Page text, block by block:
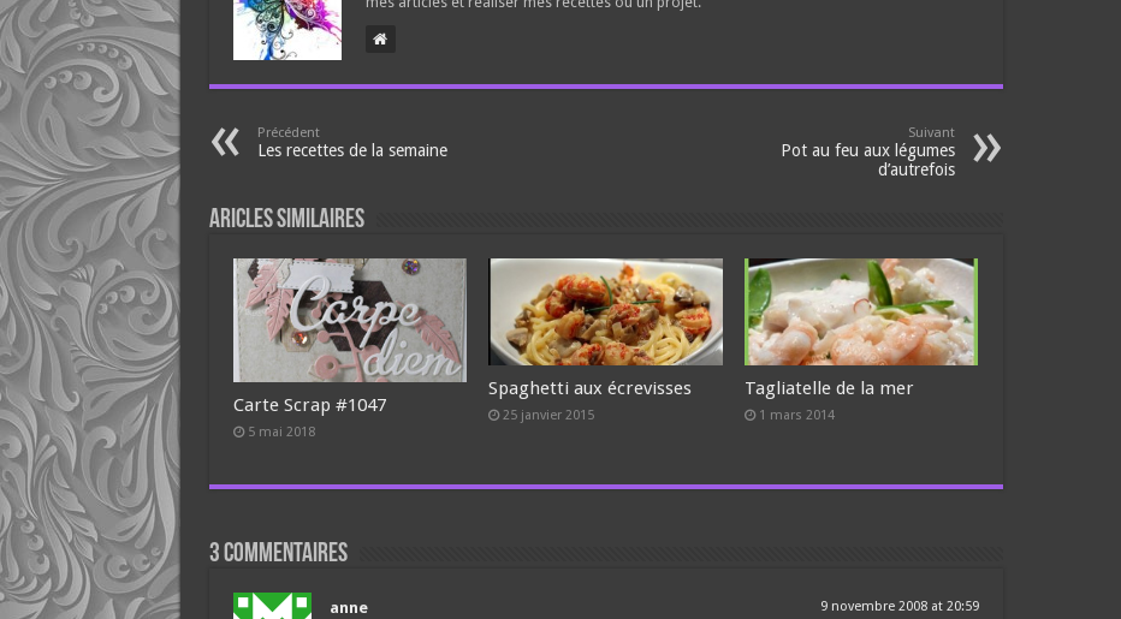
Précédent
Les recettes de la semaine
Suivant
Pot au feu aux légumes
d’autrefois
Aricles similaires
Carte Scrap #1047
5 mai 2018
Spaghetti aux écrevisses
25 janvier 2015
Tagliatelle de la mer
1 mars 2014
3 commentaires
anne 9 novembre 2008 at 20:59